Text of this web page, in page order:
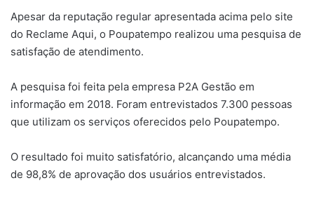
Apesar da reputação regular apresentada acima pelo site
do Reclame Aqui, o Poupatempo realizou uma pesquisa de
satisfação de atendimento.
A pesquisa foi feita pela empresa P2A Gestão em
informação em 2018. Foram entrevistados 7.300 pessoas
que utilizam os serviços oferecidos pelo Poupatempo.
O resultado foi muito satisfatório, alcançando uma média
de 98,8% de aprovação dos usuários entrevistados.